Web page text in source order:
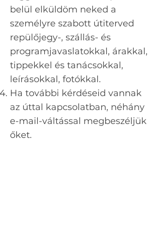
belül elküldöm neked a
személyre szabott útiterved
repülőjegy-, szállás- és
programjavaslatokkal, árakkal,
tippekkel és tanácsokkal,
leírásokkal, fotókkal.
Ha további kérdéseid vannak
az úttal kapcsolatban, néhány
e-mail-váltással megbeszéljük
őket.